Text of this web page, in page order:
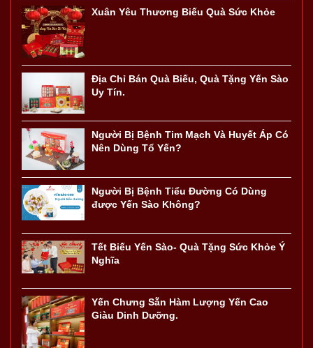
Xuân Yêu Thương Biếu Quà Sức Khỏe
Địa Chỉ Bán Quà Biếu, Quà Tặng Yến Sào
Uy Tín.
Người Bị Bệnh Tim Mạch Và Huyết Áp Có
Nên Dùng Tổ Yến?
Người Bị Bệnh Tiểu Đường Có Dùng
được Yến Sào Không?
Tết Biếu Yến Sào- Quà Tặng Sức Khỏe Ý
Nghĩa
Yến Chưng Sẵn Hàm Lượng Yến Cao
Giàu Dinh Dưỡng.